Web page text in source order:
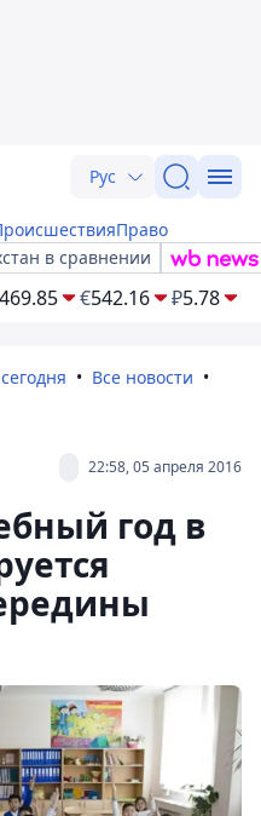
Рус
Право
в сравнении
469.85 €542.16 ₽5.78
Все новости
22:58, 05 апреля 2016
год в